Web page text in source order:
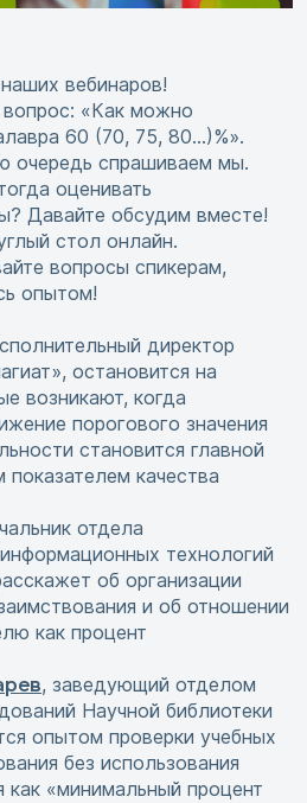
вебинаров!
«Как можно
60 (70, 75, 80…)%».
очередь спрашиваем мы.
оценивать
Давайте обсудим вместе!
стол онлайн.
вопросы спикерам,
опытом!
директор
остановится на
возникают, когда
порогового значения
становится главной
качества
отдела
технологий
об организации
и об отношении
как процент
, заведующий отделом
Научной библиотеки
опытом проверки учебных
без использования
как «минимальный процент